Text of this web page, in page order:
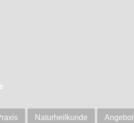
Naturheilkunde Angebot